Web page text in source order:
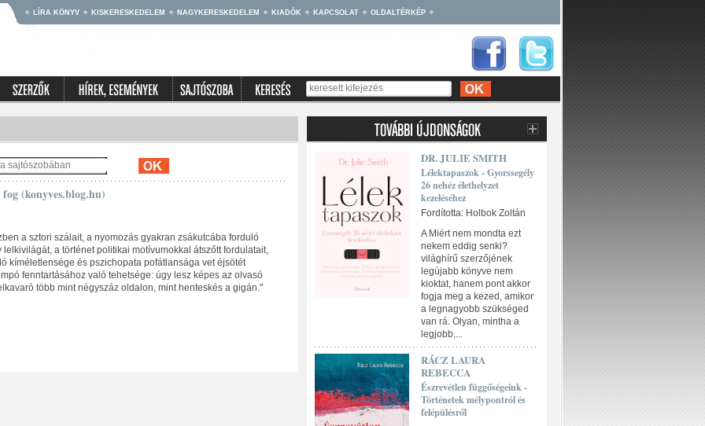
LÍRA KÖNYV KISKERESKEDELEM NAGYKERESKEDELEM KIADÓK KAPCSOLAT OLDALTÉRKÉP
(konyves.blog.hu)
a sztori szálait, a nyomozás gyakran zsákutcába forduló
a történet politikai motívumokkal átszőtt fordulatait,
kíméletlensége és pszichopata pofátlansága vet éjsötét
fenntartásához való tehetsége: úgy lesz képes az olvasó
több mint négyszáz oldalon, mint henteskés a gigán."
DR. JULIE SMITH
Lélektapaszok - Gyorssegély
26 nehéz élethelyzet
kezeléséhez
Fordította: Holbok Zoltán
A Miért nem mondta ezt
nekem eddig senki?
világhírű szerzőjének
legújabb könyve nem
kioktat, hanem pont akkor
fogja meg a kezed, amikor
a legnagyobb szükséged
van rá. Olyan, mintha a
legjobb,...
RÁCZ LAURA
REBECCA
Észrevétlen függőségeink -
Történetek mélypontról és
felépülésről